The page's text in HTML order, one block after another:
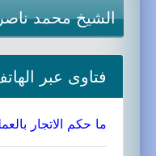
الشيخ محمد ناصر
فتاوى عبر
ما حكم الاتجار